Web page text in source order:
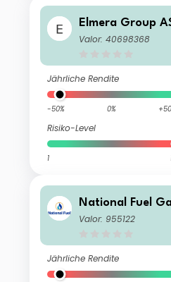
Elmera Group
Valor: 40698368
Jährliche Rendite
-50% 0%
Risiko-Level
1
National Fuel
Valor: 955122
Jährliche Rendite